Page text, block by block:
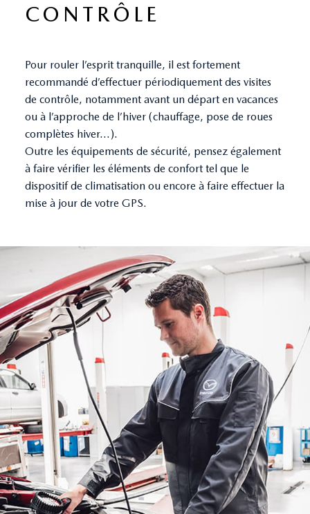
CONTRÔLE
Pour rouler l’esprit tranquille, il est fortement
recommandé d’effectuer périodiquement des visites
de contrôle, notamment avant un départ en vacances
ou à l’approche de l’hiver (chauffage, pose de roues
complètes hiver...).
Outre les équipements de sécurité, pensez également
à faire vérifier les éléments de confort tel que le
dispositif de climatisation ou encore à faire effectuer la
mise à jour de votre GPS.